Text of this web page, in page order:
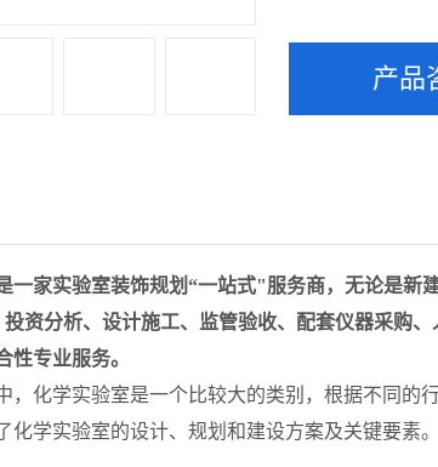
产品
一家实验室装饰规划“一站式"服务商，无论是新
资分析、设计施工、监管验收、配套仪器采购
性专业服务。
，化学实验室是一个比较大的类别，根据不同的
化学实验室的设计、规划和建设方案及关键要素